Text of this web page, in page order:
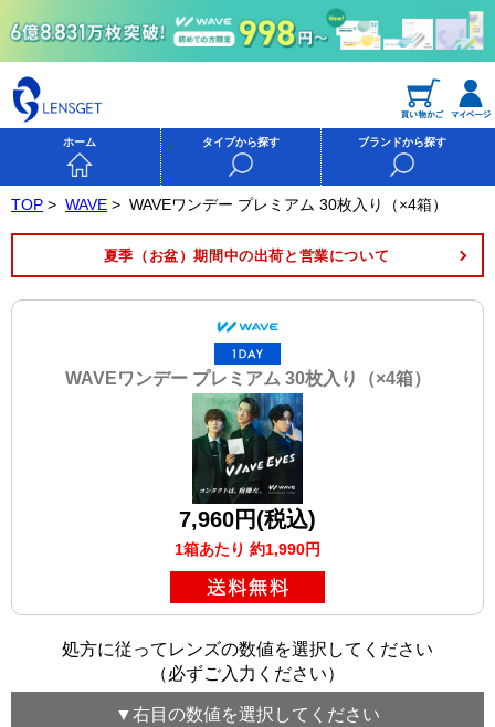
ホーム タイプから探す ブランドから探す
TOP > WAVE > WAVEワンデー プレミアム 30枚入り（×4箱）
夏季（お盆）期間中の出荷と営業について
WAVEワンデー プレミアム 30枚入り（×4箱）
7,960円(税込)
1箱あたり 約1,990円
処方に従ってレンズの数値を選択してください
（必ずご入力ください）
▼右目 の数値を選択してください